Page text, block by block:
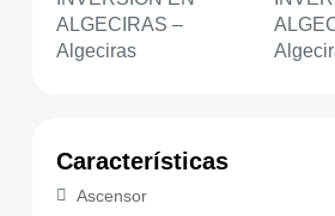
Características
Ascensor